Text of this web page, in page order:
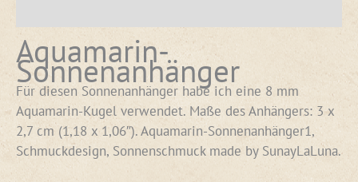
Aquamarin-
Sonnenanhänger
Für diesen Sonnenanhänger habe ich eine 8 mm
Aquamarin-Kugel verwendet. Maße des Anhängers: 3 x
2,7 cm (1,18 x 1,06″). Aquamarin-Sonnenanhänger1,
Schmuckdesign, Sonnenschmuck made by SunayLaLuna.